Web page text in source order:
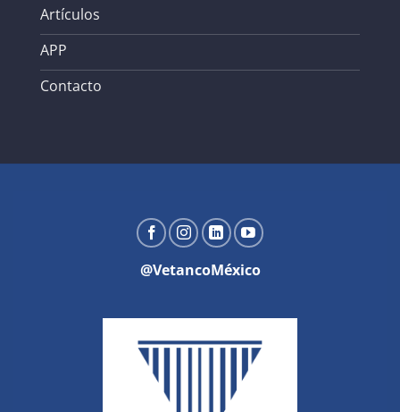
Artículos
APP
Contacto
@VetancoMéxico